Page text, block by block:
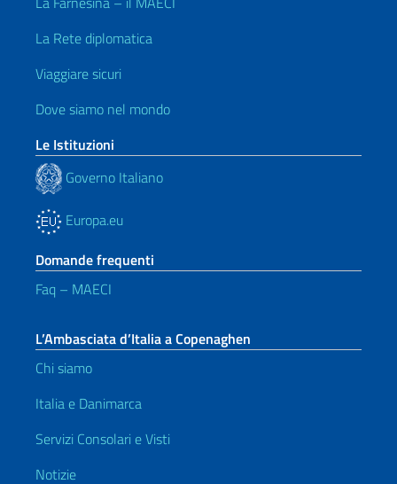
La Rete diplomatica
Viaggiare sicuri
Dove siamo nel mondo
Le Istituzioni
Governo Italiano
Europa.eu
Domande frequenti
Faq – MAECI
L’Ambasciata d’Italia a Copenaghen
Chi siamo
Italia e Danimarca
Servizi Consolari e Visti
Notizie